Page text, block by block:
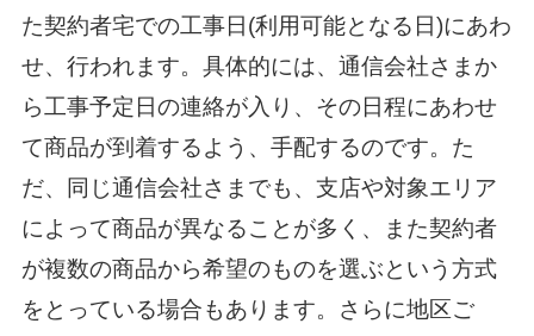
た契約者宅での工事日(利用可能となる日)にあわ
せ、行われます。具体的には、通信会社さまか
ら工事予定日の連絡が入り、その日程にあわせ
て商品が到着するよう、手配するのです。た
だ、同じ通信会社さまでも、支店や対象エリア
によって商品が異なることが多く、また契約者
が複数の商品から希望のものを選ぶという方式
をとっている場合もあります。さらに地区ご